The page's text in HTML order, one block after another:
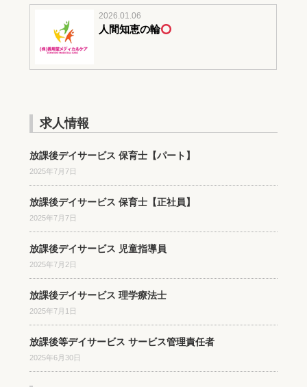
2026.01.06
人間知恵の輪
求人情報
放課後デイサービス 保育士【パート】
2025年7月7日
放課後デイサービス 保育士【正社員】
2025年7月7日
放課後デイサービス 児童指導員
2025年7月2日
放課後デイサービス 理学療法士
2025年7月1日
放課後等デイサービス サービス管理責任者
2025年6月30日